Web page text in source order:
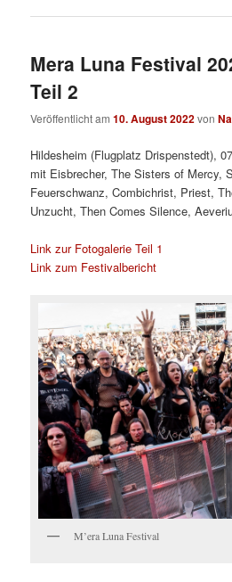
Mera Luna Festival
Teil 2
Veröffentlicht am10. August 2022von
Hildesheim (Flugplatz Drispenstedt),
mit Eisbrecher, The Sisters of Mercy,
Feuerschwanz, Combichrist, Priest,
Unzucht, Then Comes Silence,
Link zur Fotogalerie Teil 1
Link zum Festivalbericht
M’era Luna Festival